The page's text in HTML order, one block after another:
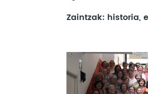
Zaintzak: historia,
Mahai ingurua:Silvia
Klownclusiones: